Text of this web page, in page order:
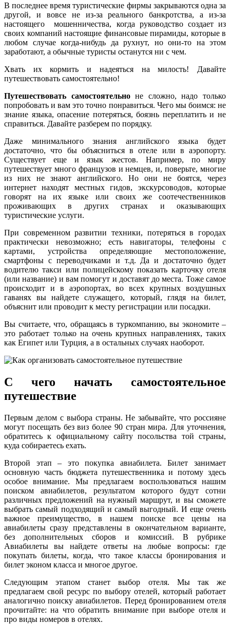
В последнее время туристические фирмы закрываются одна за
другой, и вовсе не из-за реального банкротства, а из-за
настоящего мошенничества, когда руководство создает из
своих компаний настоящие финансовые пирамиды, которые в
любом случае когда-нибудь да рухнут, но они-то на этом
заработают, а обычные туристы останутся ни с чем.
Хвать их кормить и надеяться на милость! Давайте
путешествовать самостоятельно!
Путешествовать самостоятельноне сложно, надо только
попробовать и вам это точно понравиться. Чего мы боимся: не
знание языка, опасение потеряться, боязнь переплатить и не
справиться. Давайте разберем по порядку.
Даже минимального знания английского языка будет
достаточно, что бы объясниться в отеле или в аэропорту.
Существует еще и язык жестов. Например, по миру
путешествует много французов и немцев, и, поверьте, многие
из них не знают английского. Но они не боятся, через
интернет находят местных гидов, экскурсоводов, которые
говорят на их языке или своих же соотечественников
проживающих в других странах и оказывающих
туристические услуги.
При современном развитии техники, потеряться в городах
практически невозможно; есть навигаторы, телефоны с
картами, устройства определяющие местоположение,
смартфоны с переводчиками и т.д. Да и достаточно будет
водителю такси или полицейскому показать карточку отеля
(или название) и вам помогут и доставят до места. Тоже самое
происходит и в аэропортах, во всех крупных воздушных
гаванях вы найдете служащего, который, глядя на билет,
объяснит или проводит к месту регистрации или посадки.
Вы считаете, что, обращаясь в туркомпанию, вы экономите –
это работает только на очень крупных направлениях, таких
как Египет или Турция, а в остальных случаях наоборот.
С чего начать самостоятельное
путешествие
Первым делом с выбора страны. Не забывайте, что россияне
могут посещать без виз более 90 стран мира. Для уточнения,
обратитесь к официальному сайту посольства той страны,
куда собираетесь ехать.
Второй этап – это покупка авиабилета. Билет занимает
основную часть бюджета путешественника и потому здесь
особое внимание. Мы предлагаем воспользоваться нашим
поиском авиабилетов, результатом которого будут сотни
различных предложений на нужный маршрут, и вы сможете
выбрать самый подходящий и самый выгодный. И еще очень
важное преимущество, в нашем поиске все цены на
авиабилеты сразу представлены в окончательном варианте,
без дополнительных сборов и комиссий. В рубрике
Авиабилеты вы найдете ответы на любые вопросы: где
покупать билеты, когда, что такое классы бронирования и
билет эконом класса и многое другое.
Следующим этапом станет выбор отеля. Мы так же
предлагаем свой ресурс по выбору отелей, который работает
аналогично поиску авиабилетов. Перед бронированием отеля
прочитайте: на что обратить внимание при выборе отеля и
про виды номеров в отелях.